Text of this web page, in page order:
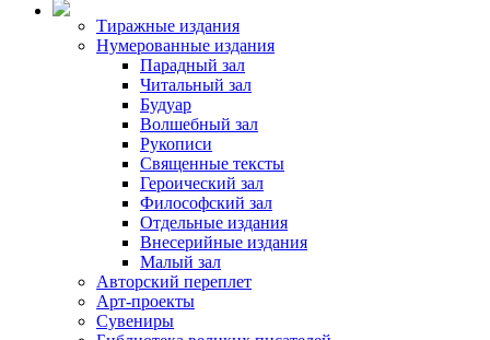
Тиражные издания
Нумерованные издания
Парадный зал
Читальный зал
Будуар
Волшебный зал
Рукописи
Священные тексты
Героический зал
Философский зал
Отдельные издания
Внесерийные издания
Малый зал
Авторский переплет
Арт-проекты
Сувениры